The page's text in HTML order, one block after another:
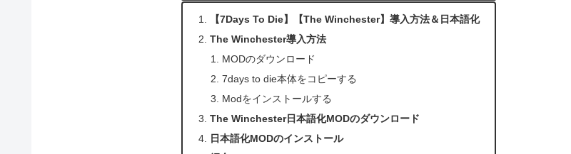
【7Days To Die】【The Winchester】導入方法＆日本語化
The Winchester導入方法
MODのダウンロード
7days to die本体をコピーする
Modをインストールする
The Winchester日本語化MODのダウンロード
日本語化MODのインストール